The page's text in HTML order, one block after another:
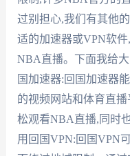
过别担心,我们有其他
适的加速器或VPN软
NBA直播。下面我给
国加速器:回国加速器
的视频网站和体育直
松观看NBA直播,同时
用回国VPN:回国VPN